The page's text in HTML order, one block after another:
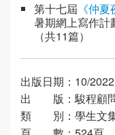
第十七屆 《仲
暑期網上寫作計
（共11篇）
出版日期：10/2022
出 版：駿程顧問
類 別：學生文